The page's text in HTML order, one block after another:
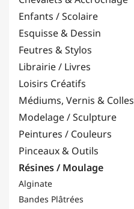
Enfants / Scolaire
Esquisse & Dessin
Feutres & Stylos
Librairie / Livres
Loisirs Créatifs
Médiums, Vernis & Colles
Modelage / Sculpture
Peintures / Couleurs
Pinceaux & Outils
Résines / Moulage
Alginate
Bandes Plâtrées